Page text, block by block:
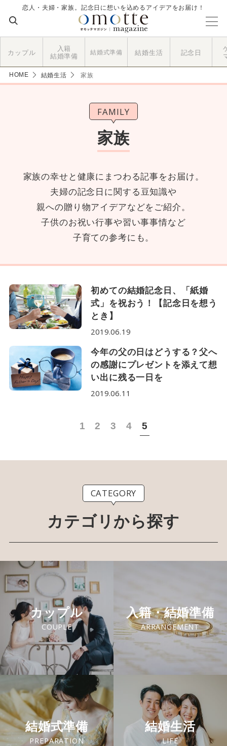
恋人・夫婦・家族。記念日に想いを込めるアイデアをお届け！
カップル
入籍
結婚準備
結婚式準備 結婚生活 記念日
HOME 結婚生活 家族
FAMILY
家族
家族の幸せと健康にまつわる記事をお届け。
夫婦の記念日に関する豆知識や
親への贈り物アイデアなどをご紹介。
子供のお祝い行事や習い事事情など
子育ての参考にも。
初めての結婚記念日、「紙婚
式」を祝おう！【記念日を想う
とき】
2019.06.19
今年の父の日はどうする？父へ
の感謝にプレゼントを添えて想
い出に残る一日を
2019.06.11
1 2 3 4 5
CATEGORY
カテゴリから探す
カップル
COUPLE
入籍・結婚準備
ARRANGEMENT
結婚式準備
PREPARATION
結婚生活
LIFE